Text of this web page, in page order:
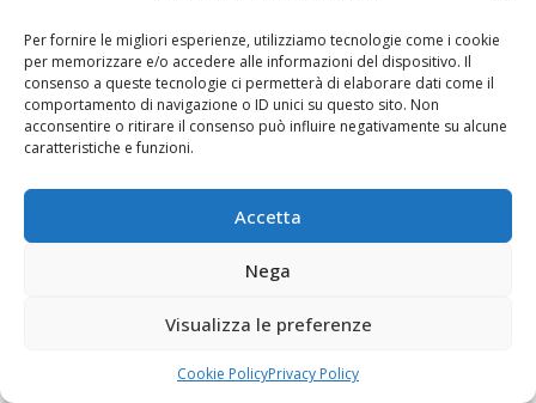
Per fornire le migliori esperienze, utilizziamo tecnologie come i cookie
per memorizzare e/o accedere alle informazioni del dispositivo. Il
consenso a queste tecnologie ci permetterà di elaborare dati come il
comportamento di navigazione o ID unici su questo sito. Non
acconsentire o ritirare il consenso può influire negativamente su alcune
caratteristiche e funzioni.
Accetta
Nega
Visualizza le preferenze
Cookie PolicyPrivacy Policy
Punta_S
uina
a_21_09_
2022
he_luna_
2022
stra_2022
2021
Ruderi
dell'antic
o
castello
(Enna),
Bottaro
Veduta
di
Modica
dal
della
contea ,
Giacomo
Vespo
cielo,
Sara Foti
Sciavalie
re
Fai clic per accettare i cookie marketing e